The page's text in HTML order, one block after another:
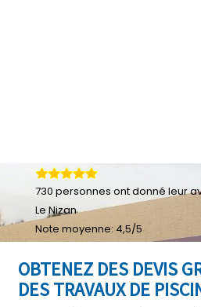
OBTENEZ DES DEVIS
DES TRAVAUX DE
730 personnes ont donné leur
Le Nizan
Note moyenne: 4,5/5